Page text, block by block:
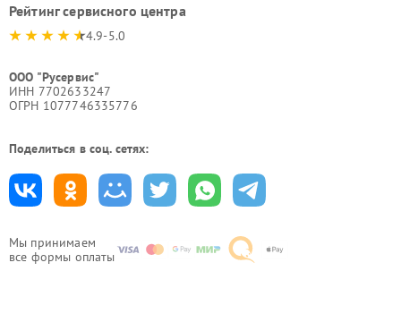
Мы принимаем
все формы оплаты
Рейтинг сервисного центра
4.9-5.0
ООО "Русервис"
ИНН 7702633247
ОГРН 1077746335776
Поделиться в соц. сетях: